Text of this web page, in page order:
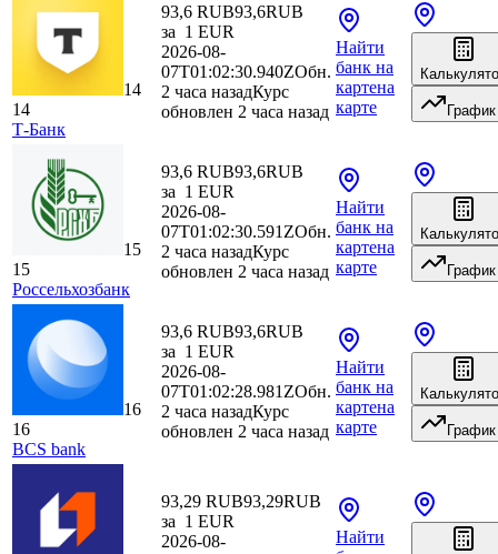
14
14
Т-Банк
93,6 RUB93,6RUB
за 1 EUR
2026-08-
07T01:02:30.940ZОбн.
2 часа назадКурс
обновлен 2 часа назад
Найти
банк на
картена
карте
График
15
15
Россельхозбанк
93,6 RUB93,6RUB
за 1 EUR
2026-08-
07T01:02:30.591ZОбн.
2 часа назадКурс
обновлен 2 часа назад
Найти
банк на
картена
карте
График
16
16
BCS bank
93,6 RUB93,6RUB
за 1 EUR
2026-08-
07T01:02:28.981ZОбн.
2 часа назадКурс
обновлен 2 часа назад
Найти
банк на
картена
карте
График
93,29 RUB93,29RUB
за 1 EUR
2026-08-
Найти